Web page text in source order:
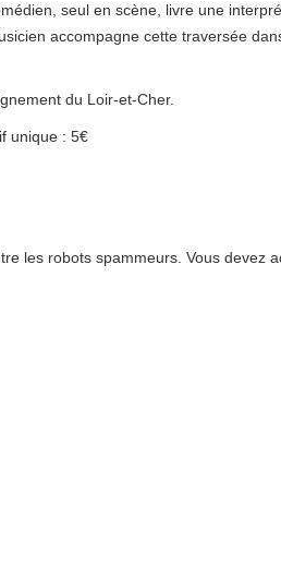
seul en scène, livre une
accompagne cette traversée
du Loir-et-Cher.
unique : 5€
les robots spammeurs. Vous devez